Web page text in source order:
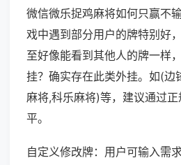
微信微乐捉鸡麻将如何只赢不
戏中遇到部分用户的牌特别好
至好像能看到其他人的牌一样
挂？确实存在此类外挂。如(边
麻将,科乐麻将)等，建议通过
平。
自定义修改牌：用户可输入需